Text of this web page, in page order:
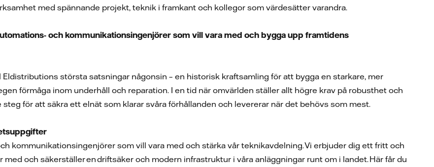
med spännande projekt, teknik i framkant och kollegor som värdesätter varandra.
och kommunikationsingenjörer som vill vara med och bygga upp framtidens
Eldistributions största satsningar någonsin – en historisk kraftsamling för att bygga en starkare, mer
förmåga inom underhåll och reparation. I en tid när omvärlden ställer allt högre krav på robusthet och
för att säkra ett elnät som klarar svåra förhållanden och levererar när det behövs som mest.
kommunikationsingenjörer som vill vara med och stärka vår teknikavdelning. Vi erbjuder dig ett fritt och
med och säkerställer en driftsäker och modern infrastruktur i våra anläggningar runt om i landet. Här får du